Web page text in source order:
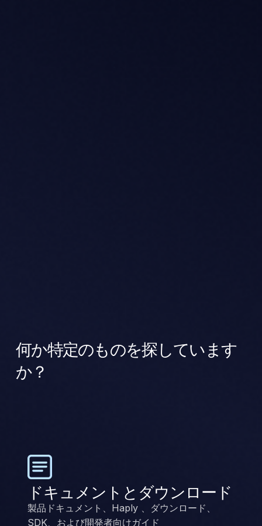
何か特定のものを探しています
か？
ドキュメントとダウンロード
製品ドキュメント、Haply 、ダウンロード、
SDK、および開発者向けガイド